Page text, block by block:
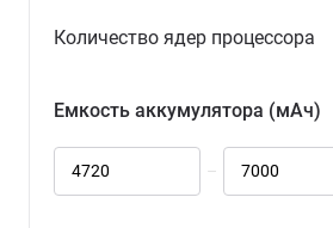
Количество ядер процессора
Емкость аккумулятора (мАч)
–